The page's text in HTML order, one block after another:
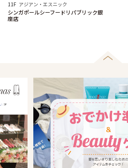
11F アジアン・エスニック
シンガポールシーフードリパブリック銀
座店